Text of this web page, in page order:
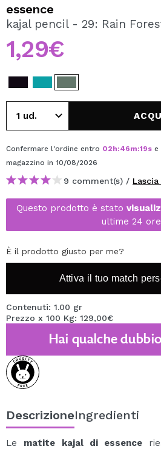
Creando un account su
acquisti velocemente, controllare
consultare le tue operazioni
CREARE UN
essence
kajal pencil - 29: Rain
1,29€
Confermare l'ordine entro 02h:46m:18s e
magazzino in 10/08/2026
9 comment(s) /
Questo prodotto è stato
ultime 24
È il prodotto giusto per me?
Attiva il tuo match
Contenuti: 1.00 gr
Prezzo x 100 Kg: 129,00€
Hai qualche
DescrizioneIngredienti
Le matite kajal di essence